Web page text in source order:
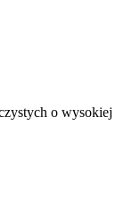
o wysokiej